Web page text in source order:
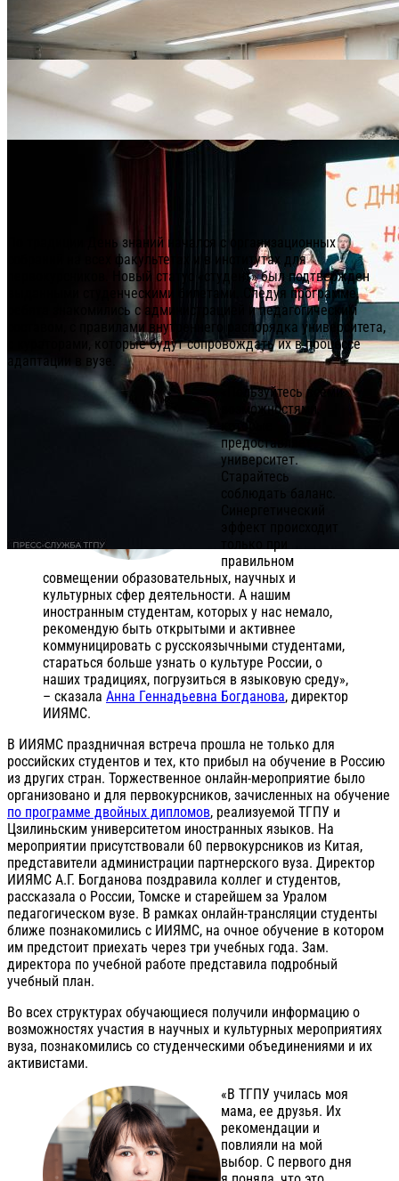
По традиции День знаний начался с организационных
собраний на всех факультетах и в институтах для
первокурсников. Новый статус «студент» был подтвержден
выданными студенческими билетами. Следуя программе,
ребята знакомились с администрацией и педагогическим
составом, с правилами внутреннего распорядка университета,
с кураторами, которые будут сопровождать их в процессе
адаптации в вузе.
«Пользуйтесь всеми
возможностями,
которые
предоставляет
университет.
Старайтесь
соблюдать баланс.
правильном
совмещении образовательных, научных и
культурных сфер деятельности. А нашим
иностранным студентам, которых у нас немало,
рекомендую быть открытыми и активнее
коммуницировать с русскоязычными студентами,
стараться больше узнать о культуре России, о
наших традициях, погрузиться в языковую среду»,
– сказала Анна Геннадьевна Богданова, директор
ИИЯМС.
В ИИЯМС праздничная встреча прошла не только для
российских студентов и тех, кто прибыл на обучение в Россию
из других стран. Торжественное онлайн-мероприятие было
организовано и для первокурсников, зачисленных на обучение
по программе двойных дипломов, реализуемой ТГПУ и
Цзилиньским университетом иностранных языков. На
мероприятии присутствовали 60 первокурсников из Китая,
представители администрации партнерского вуза. Директор
ИИЯМС А.Г. Богданова поздравила коллег и студентов,
рассказала о России, Томске и старейшем за Уралом
педагогическом вузе. В рамках онлайн-трансляции студенты
ближе познакомились с ИИЯМС, на очное обучение в котором
им предстоит приехать через три учебных года. Зам.
директора по учебной работе представила подробный
учебный план.
Во всех структурах обучающиеся получили информацию о
возможностях участия в научных и культурных мероприятиях
вуза, познакомились со студенческими объединениями и их
активистами.
«В ТГПУ училась моя
мама, ее друзья. Их
рекомендации и
повлияли на мой
выбор. С первого дня